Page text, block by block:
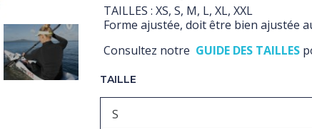
TAILLES : XS, S, M, L, XL, XXL
Forme ajustée, doit être bien ajustée
Consultez notre GUIDE DES TAILLES
TAILLE